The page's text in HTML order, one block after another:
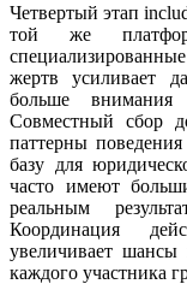
Четвертый этап
той же
жертв усиливает
больше
Совместный сбор
паттерны
базу для
часто имеют
реальным
Координация
увеличивает
каждого участника